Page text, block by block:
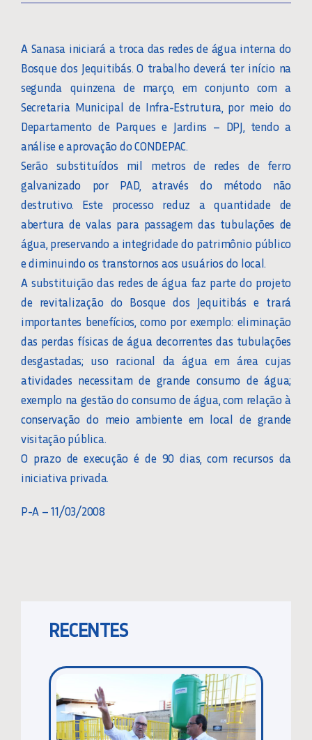
A Sanasa iniciará a troca das redes de água interna do
Bosque dos Jequitibás. O trabalho deverá ter início na
segunda quinzena de março, em conjunto com a
Secretaria Municipal de Infra-Estrutura, por meio do
Departamento de Parques e Jardins – DPJ, tendo a
análise e aprovação do CONDEPAC.
Serão substituídos mil metros de redes de ferro
galvanizado por PAD, através do método não
destrutivo. Este processo reduz a quantidade de
abertura de valas para passagem das tubulações de
água, preservando a integridade do patrimônio público
e diminuindo os transtornos aos usuários do local.
A substituição das redes de água faz parte do projeto
de revitalização do Bosque dos Jequitibás e trará
importantes benefícios, como por exemplo: eliminação
das perdas físicas de água decorrentes das tubulações
desgastadas; uso racional da água em área cujas
atividades necessitam de grande consumo de água;
exemplo na gestão do consumo de água, com relação à
conservação do meio ambiente em local de grande
visitação pública.
O prazo de execução é de 90 dias, com recursos da
iniciativa privada.
P-A – 11/03/2008
RECENTES